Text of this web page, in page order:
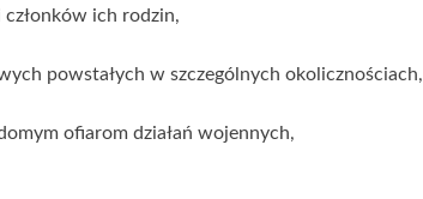
ich rodzin,
powstałych w szczególnych okolicznościach,
ofiarom działań wojennych,